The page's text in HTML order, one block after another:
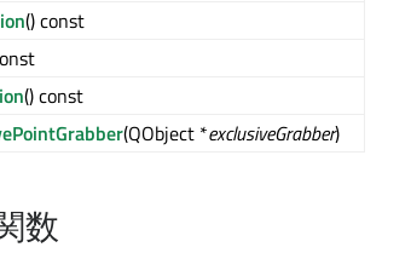
() const
() const
(QObject *exclusiveGrabber)
数